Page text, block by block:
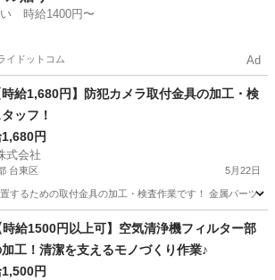
い 時給1400円〜
イドットコム Ad
時給1,680円】防犯カメラ取付金具の加工・検
ッフ！
円
式会社
台東区 5月22日
するための取付金具の加工・検査作業です！ 金属パーツ
給1500円以上可】空気清浄機フィルター部
工！清潔を支えるモノづくり作業♪
円